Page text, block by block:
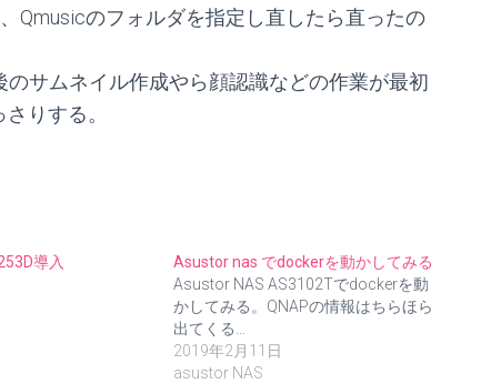
Qmusicのフォルダを指定し直したら直ったの
サムネイル作成やら顔認識などの作業が最初
りする。
導入
Asustor nas でdockerを動かしてみる
Asustor NAS AS3102Tでdockerを動
かしてみる。QNAPの情報はちらほら
出てくる…
2019年2月11日
asustor NAS